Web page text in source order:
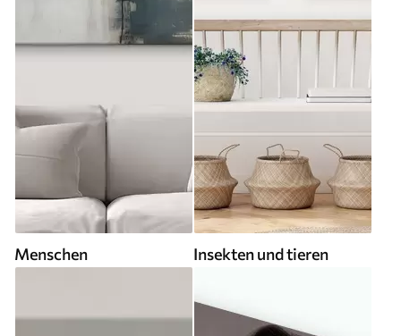
Menschen Insekten und tieren